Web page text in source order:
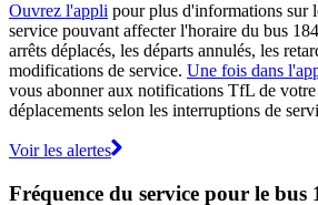
Ouvrez l'appli pour plus d'informations sur
service pouvant affecter l'horaire du bus
arrêts déplacés, les départs annulés, les
modifications de service. Une fois dans
vous abonner aux notifications TfL de
déplacements selon les interruptions de
Voir les alertes
Fréquence du service pour le bus